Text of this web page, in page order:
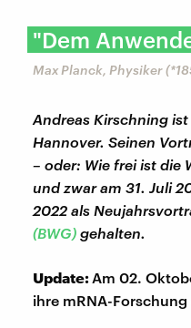
"Dem
Max Planck, Physiker
Andreas Kirschning
Hannover. Seinen
– oder: Wie frei ist die
und zwar am 31. Juli
2022 als
(BWG) gehalten.
Update: Am 02.
ihre mRNA-Forschung